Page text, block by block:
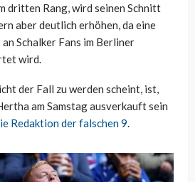
dritten Rang, wird seinen Schnitt
aber deutlich erhöhen, da eine
Schalker Fans im Berliner
wird.
der Fall zu werden scheint, ist,
am Samstag ausverkauft sein
Redaktion der falschen 9.